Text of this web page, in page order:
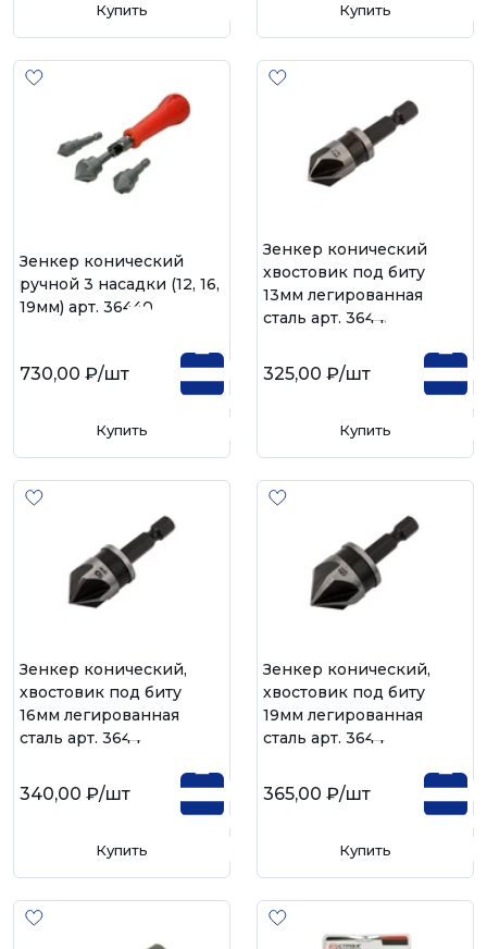
Купить Купить
Зенкер конический
ручной 3 насадки (12, 16,
19мм) арт. 36440
730,00 ₽/шт
Купить
Зенкер конический
хвостовик под биту
13мм легированная
сталь арт. 36445
325,00 ₽/шт
Купить
Зенкер конический,
хвостовик под биту
16мм легированная
сталь арт. 36446
340,00 ₽/шт
Купить
Зенкер конический,
хвостовик под биту
19мм легированная
сталь арт. 36447
365,00 ₽/шт
Купить